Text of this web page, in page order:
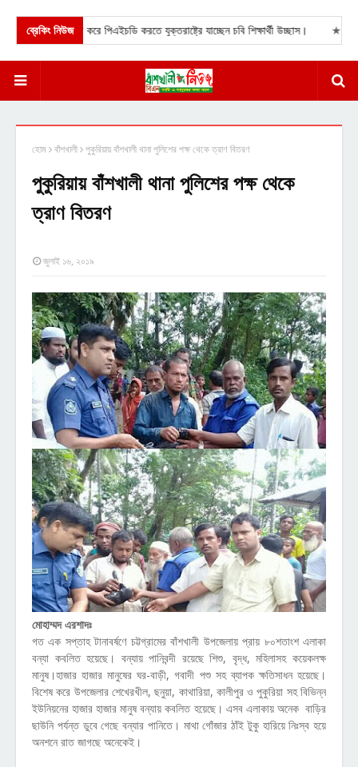
ব্রেকিং নিউজ
ও বাবার সেবা করে পিএইচডি করতে যুক্তরাষ্ট্রে যাচ্ছেন চবি শিক্ষার্থী উচ্ছাস।
হোম বাঁশখালী পুকুরিয়ায় বাঁশখালী থানা পুলিশের পক্ষ থেকে ত্রাণ বিতরণ
পুকুরিয়ায় বাঁশখালী থানা পুলিশের পক্ষ থেকে
ত্রাণ বিতরণ
জুলাই ১৬, ২০১৯
মোহাম্মদ এরশাদঃ
গত এক সপ্তাহ টানাবর্ষণে চট্টগ্রামের বাঁশখালী উপজেলায় প্রায় ৮০শতাংশ এলাকা
বন্যা কবলিত হয়েছে। বন্যায় পানিবন্দী রয়েছে শিশু, বৃদ্ধ, মহিলাসহ কয়েকলক্ষ
মানুষ।হাজার হাজার মানুষের ঘর-বাড়ী, গবাদী পশু সহ ব্যাপক ক্ষতিসাধন হয়েছে।
বিশেষ করে উপজেলার শেখেরখীল, ছনুয়া, কাথারিয়া, কালীপুর ও পুকুরিয়া সহ বিভিন্ন
ইউনিয়নের হাজার হাজার মানুষ বন্যায় কবলিত হয়েছে। এসব এলাকায় অনেক বাড়ির
ছাউনি পর্যন্ত ডুবে গেছে বন্যার পানিতে। মাথা গোঁজার ঠাঁই টুকু হারিয়ে নিঃস্ব হয়ে
অনশনে রাত জাগছে অনেকেই।